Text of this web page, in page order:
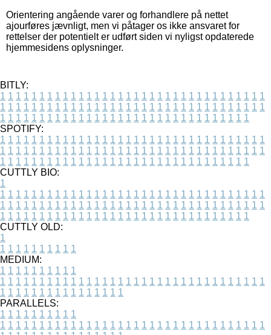
Orientering angående varer og forhandlere på nettet
ajourføres jævnligt, men vi påtager os ikke ansvaret for
rettelser der potentielt er udført siden vi nyligst opdaterede
hjemmesidens oplysninger.
BITLY:
1 1 1 1 1 1 1 1 1 1 1 1 1 1 1 1 1 1 1 1 1 1 1 1 1 1 1 1 1 1 1 1 1 1
1 1 1 1 1 1 1 1 1 1 1 1 1 1 1 1 1 1 1 1 1 1 1 1 1 1 1 1 1 1 1 1 1 1
1 1 1 1 1 1 1 1 1 1 1 1 1 1 1 1 1 1 1 1 1 1 1 1 1 1 1 1 1 1 1 1
SPOTIFY:
1 1 1 1 1 1 1 1 1 1 1 1 1 1 1 1 1 1 1 1 1 1 1 1 1 1 1 1 1 1 1 1 1 1
1 1 1 1 1 1 1 1 1 1 1 1 1 1 1 1 1 1 1 1 1 1 1 1 1 1 1 1 1 1 1 1 1 1
1 1 1 1 1 1 1 1 1 1 1 1 1 1 1 1 1 1 1 1 1 1 1 1 1 1 1 1 1 1 1 1
CUTTLY BIO:
1
1 1 1 1 1 1 1 1 1 1 1 1 1 1 1 1 1 1 1 1 1 1 1 1 1 1 1 1 1 1 1 1 1 1
1 1 1 1 1 1 1 1 1 1 1 1 1 1 1 1 1 1 1 1 1 1 1 1 1 1 1 1 1 1 1 1 1 1
1 1 1 1 1 1 1 1 1 1 1 1 1 1 1 1 1 1 1 1 1 1 1 1 1 1 1 1 1 1 1 1
CUTTLY OLD:
1
1 1 1 1 1 1 1 1 1 1
MEDIUM:
1 1 1 1 1 1 1 1 1 1
1 1 1 1 1 1 1 1 1 1 1 1 1 1 1 1 1 1 1 1 1 1 1 1 1 1 1 1 1 1 1 1 1 1
1 1 1 1 1 1 1 1 1 1 1 1 1 1 1 1
PARALLELS:
1 1 1 1 1 1 1 1 1 1
1 1 1 1 1 1 1 1 1 1 1 1 1 1 1 1 1 1 1 1 1 1 1 1 1 1 1 1 1 1 1 1 1 1